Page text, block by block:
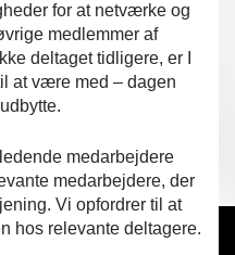
for at netværke og
medlemmer af
deltaget tidligere, er I
at være med – dagen
medarbejdere
medarbejdere, der
Vi opfordrer til at
hos relevante deltagere.